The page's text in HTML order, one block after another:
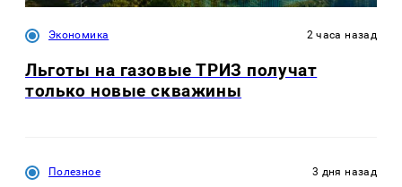
Экономика 2 часа назад
Льготы на газовые ТРИЗ получат
только новые скважины
Полезное 3 дня назад